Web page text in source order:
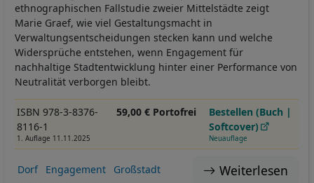
ethnographischen Fallstudie zweier Mittelstädte zeigt
Marie Graef, wie viel Gestaltungsmacht in
Verwaltungsentscheidungen stecken kann und welche
Widersprüche entstehen, wenn Engagement für
nachhaltige Stadtentwicklung hinter einer Performance von
Neutralität verborgen bleibt.
ISBN 978-3-8376-
8116-1
1. Auflage 11.11.2025
59,00 € Portofrei
Bestellen (Buch |
Softcover)
Neuauflage
Weiterlesen
Dorf Engagement
Großstadt